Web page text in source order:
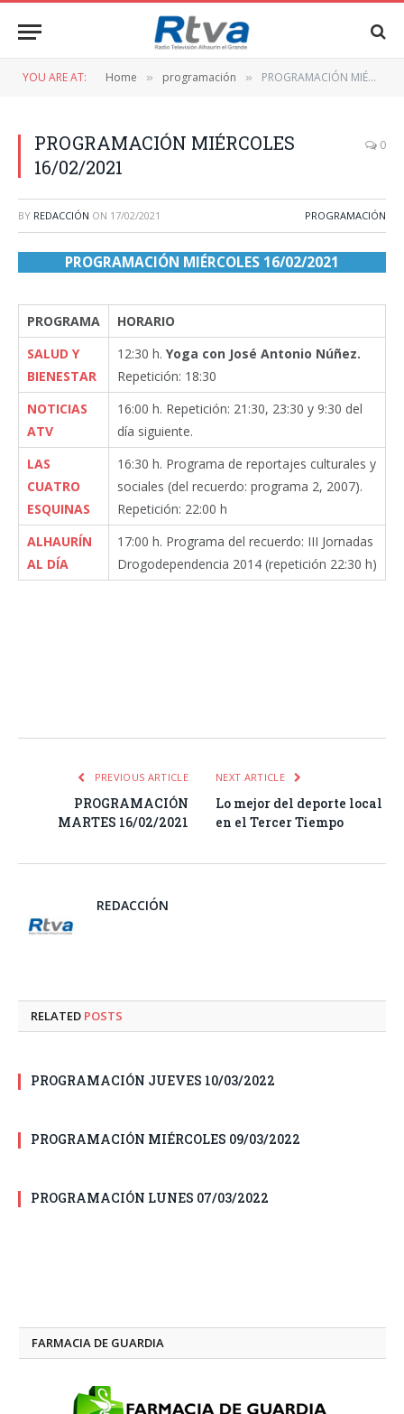
YOU ARE AT: Home » programación » PROGRAMACIÓN MIÉRCOLES 16/02/2021
PROGRAMACIÓN MIÉRCOLES
16/02/2021
0
BY REDACCIÓN ON 17/02/2021 PROGRAMACIÓN
PROGRAMACIÓN MIÉRCOLES 16/02/2021
PROGRAMA
HORARIO
SALUD Y
BIENESTAR
12:30 h. Yoga con José Antonio Núñez.
Repetición: 18:30
NOTICIAS
ATV
16:00 h. Repetición: 21:30, 23:30 y 9:30 del
día siguiente.
LAS
CUATRO
ESQUINAS
16:30 h. Programa de reportajes culturales y
sociales (del recuerdo: programa 2, 2007).
Repetición: 22:00 h
ALHAURÍN
AL DÍA
17:00 h. Programa del recuerdo: III Jornadas
Drogodependencia 2014 (repetición 22:30 h)
PREVIOUS ARTICLE
PROGRAMACIÓN
MARTES 16/02/2021
NEXT ARTICLE
Lo mejor del deporte local
en el Tercer Tiempo
REDACCIÓN
RELATED POSTS
PROGRAMACIÓN JUEVES 10/03/2022
PROGRAMACIÓN MIÉRCOLES 09/03/2022
PROGRAMACIÓN LUNES 07/03/2022
FARMACIA DE GUARDIA